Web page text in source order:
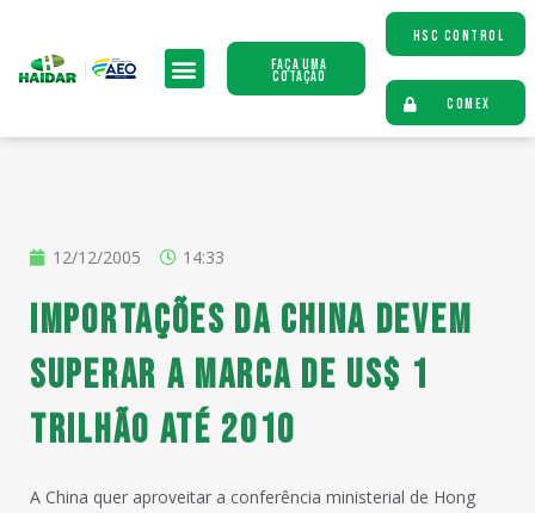
Faça uma
Cotação
HSC CONTROL
COMEX
12/12/2005 14:33
Importações da China devem
superar a marca de US$ 1
trilhão até 2010
A China quer aproveitar a conferência ministerial de Hong